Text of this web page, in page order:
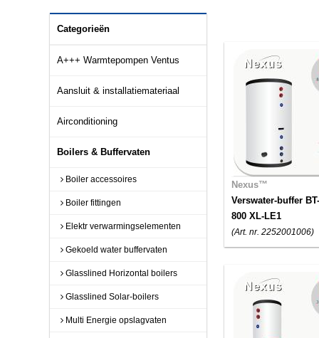
Categorieën
A+++ Warmtepompen Ventus
Aansluit & installatiemateriaal
Airconditioning
Boilers & Buffervaten
Boiler accessoires
Boiler fittingen
Elektr verwarmingselementen
Gekoeld water buffervaten
Glasslined Horizontal boilers
Glasslined Solar-boilers
Multi Energie opslagvaten
Nexus™
Verswater-buffer BT-
800 XL-LE1
(Art. nr. 2252001006)